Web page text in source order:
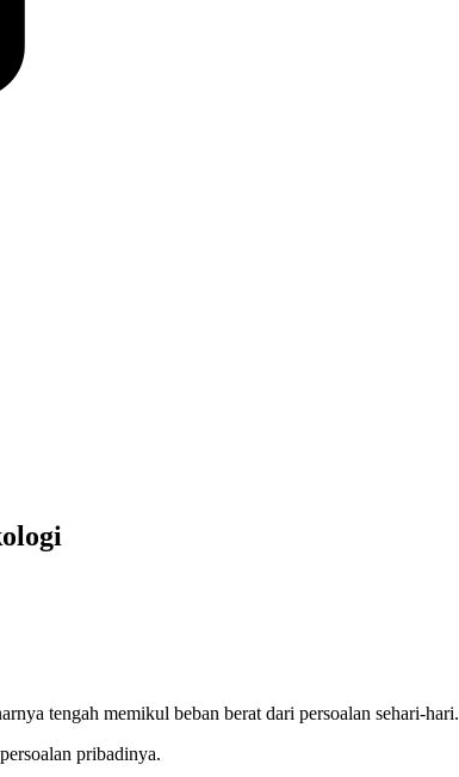
tengah memikul beban berat dari persoalan sehari-hari.
pribadinya.